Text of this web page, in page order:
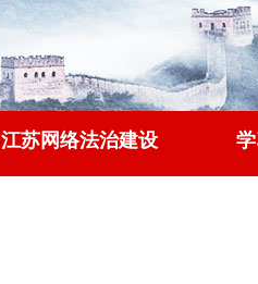
江苏网络法治建设